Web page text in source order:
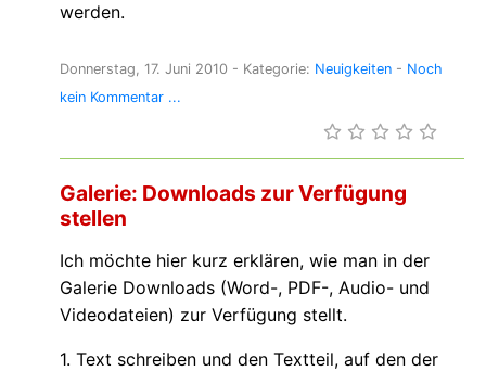
werden.
Donnerstag, 17. Juni 2010 - Kategorie: Neuigkeiten - Noch
kein Kommentar ...
Galerie: Downloads zur Verfügung
stellen
Ich möchte hier kurz erklären, wie man in der
Galerie Downloads (Word-, PDF-, Audio- und
Videodateien) zur Verfügung stellt.
1. Text schreiben und den Textteil, auf den der